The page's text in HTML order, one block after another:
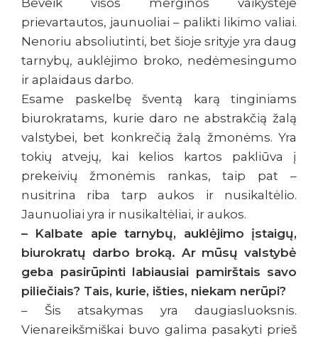
Beveik visos merginos vaikystėje
prievartautos, jaunuoliai – palikti likimo valiai.
Nenoriu absoliutinti, bet šioje srityje yra daug
tarnybų, auklėjimo broko, nedėmesingumo
ir aplaidaus darbo.
Esame paskelbę šventą karą tinginiams
biurokratams, kurie daro ne abstrakčią žalą
valstybei, bet konkrečią žalą žmonėms. Yra
tokių atvejų, kai kelios kartos pakliūva į
prekeivių žmonėmis rankas, taip pat –
nusitrina riba tarp aukos ir nusikaltėlio.
Jaunuoliai yra ir nusikaltėliai, ir aukos.
– Kalbate apie tarnybų, auklėjimo įstaigų,
biurokratų darbo broką. Ar mūsų valstybė
geba pasirūpinti labiausiai pamirštais savo
piliečiais? Tais, kurie, išties, niekam nerūpi?
– Šis atsakymas yra daugiasluoksnis.
Vienareikšmiškai buvo galima pasakyti prieš